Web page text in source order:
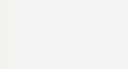
forains pour Antoine Laugier
et Marie Laydon épouse